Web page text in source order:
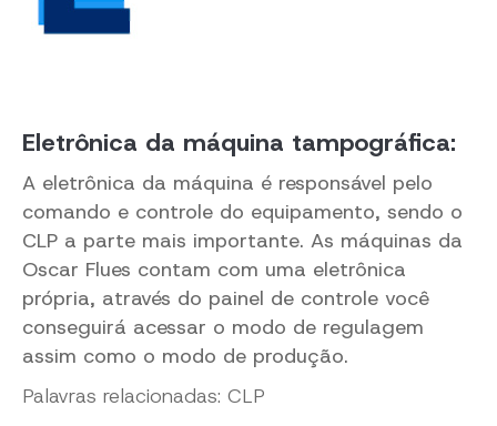
Eletrônica da máquina tampográfica:
A eletrônica da máquina é responsável pelo
comando e controle do equipamento, sendo o
CLP a parte mais importante. As máquinas da
Oscar Flues contam com uma eletrônica
própria, através do painel de controle você
conseguirá acessar o modo de regulagem
assim como o modo de produção.
Palavras relacionadas: CLP